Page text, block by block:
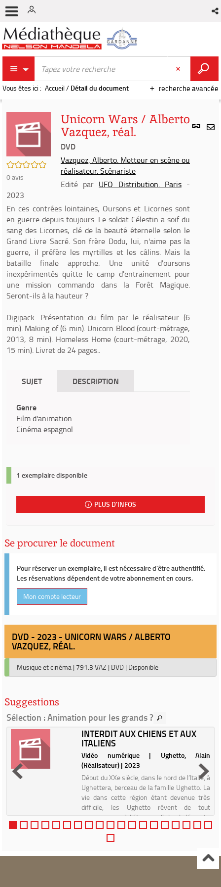
recherche avancée
Vous êtes ici : Accueil/ Détail du document
Lien
/5
0avis
Unicorn Wars / Alberto
Vazquez, réal.
DVD
Vazquez, Alberto. Metteur en scène ou
réalisateur. Scénariste
Edité par UFO Distribution. Paris-
2023
En ces contrées lointaines, Oursons et Licornes sont
en guerre depuis toujours. Le soldat Célestin a soif du
sang des Licornes, clé de la beauté éternelle selon le
Grand Livre Sacré. Son frère Dodu, lui, n'aime pas la
guerre, il préfère les myrtilles et les câlins. Mais la
bataille finale approche. Une unité d'oursons
inexpérimentés quitte le camp d'entrainement pour
une mission commando dans la Forêt Magique.
Seront-ils à la hauteur ?
Digipack. Présentation du film par le réalisateur (6
min). Making of (6 min). Unicorn Blood (court-métrage,
2013, 8 min). Homeless Home (court-métrage, 2020,
15 min). Livret de 24 pages..
SUJET DESCRIPTION
Genre
Film d'animation
Cinéma espagnol
1 exemplaire disponible
PLUS D'INFOS
Se procurer le document
Pour réserver un exemplaire, il est nécessaire d'être authentifié.
Les réservations dépendent de votre abonnement en cours.
Mon compte lecteur
DVD - 2023 - UNICORN WARS / ALBERTO
VAZQUEZ, RÉAL.
Musique et cinéma | 791.3 VAZ | DVD | Disponible
Suggestions
Sélection : Animation pour les grands ?
INTERDIT AUX CHIENS ET AUX
ITALIENS
Vidéo numérique | Ughetto, Alain
(Réalisateur) | 2023
Début du XXe siècle, dans le nord de l’Italie, à
Ughettera, berceau de la famille Ughetto. La
vie dans cette région étant devenue très
difficile, les Ughetto rêvent de tout
recommencer à l’étranger. Selon la légende,
Luigi Ughetto...